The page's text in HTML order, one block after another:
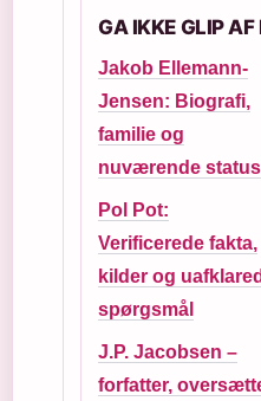
GA IKKE GLIP AF
Jakob Ellemann-
Jensen: Biografi,
familie og
nuværende status
Pol Pot:
Verificerede fakta,
kilder og
spørgsmål
J.P. Jacobsen –
forfatter,